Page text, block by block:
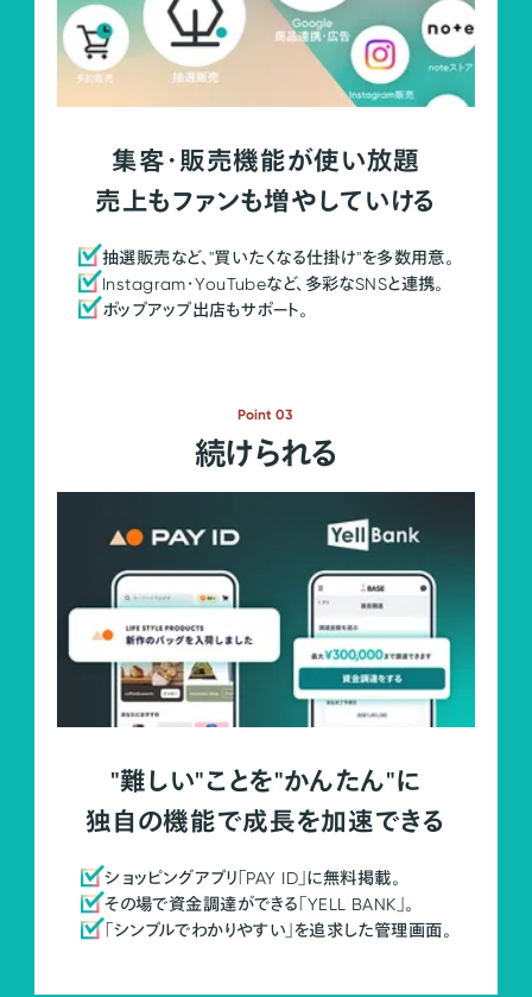
集客・販売機能が使い放題
売上もファンも増やしていける
抽選販売など、"買いたくなる仕掛け"を多数用意。
Instagram・YouTubeなど、多彩なSNSと連携。
ポップアップ出店もサポート。
Point 03
続けられる
"難しい"ことを"かんたん"に
独自の機能で成長を加速できる
ショッピングアプリ「PAY ID」に無料掲載。
その場で資金調達ができる「YELL BANK」。
「シンプルでわかりやすい」を追求した管理画面。